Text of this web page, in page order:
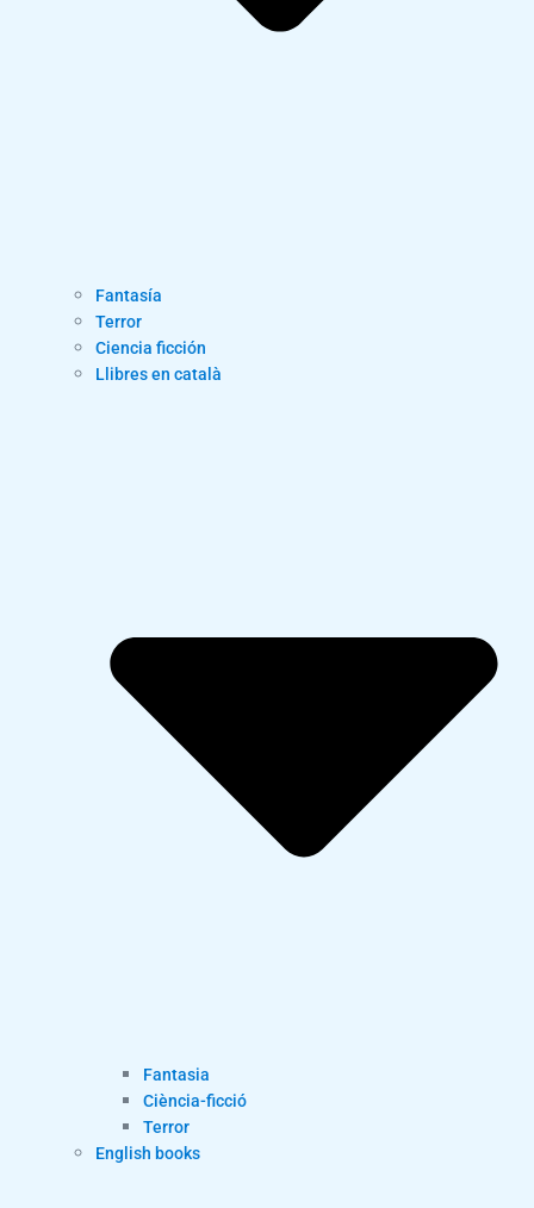
Fantasía
Terror
Ciencia ficción
Llibres en català
Fantasia
Ciència-ficció
Terror
English books